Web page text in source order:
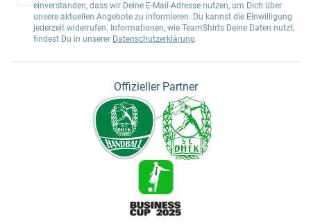
einverstanden, dass wir Deine E-Mail-Adresse nutzen, um Dich über
unsere aktuellen Angebote zu informieren. Du kannst die Einwilligung
jederzeit widerrufen. Informationen, wie TeamShirts Deine Daten nutzt,
findest Du in unserer Datenschutzerklärung.
Offizieller Partner